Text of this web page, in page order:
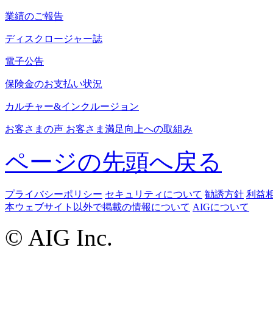
業績のご報告
ディスクロージャー誌
電子公告
保険金のお支払い状況
カルチャー&インクルージョン
お客さまの声 お客さま満足向上への取組み
ページの先頭へ戻る
プライバシーポリシー セキュリティについて 勧誘方針 利益
本ウェブサイト以外で掲載の情報について AIGについて
© AIG Inc.